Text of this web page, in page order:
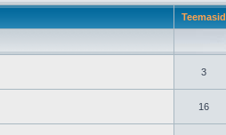
Teemasid
3
16